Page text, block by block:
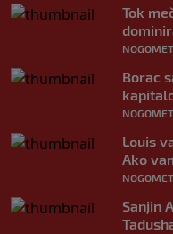
Tok
NOGOMET
Borac
NOGOMET
Louis
Ako
NOGOMET
Sanjin